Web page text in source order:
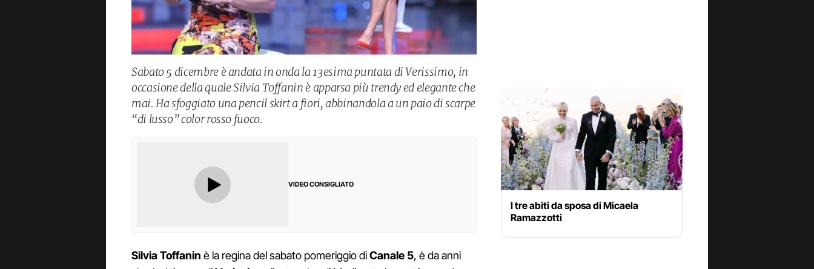
Sabato 5 dicembre è andata in onda la 13esima puntata di Verissimo, in
occasione della quale Silvia Toffanin è apparsa più trendy ed elegante che
mai. Ha sfoggiato una pencil skirt a fiori, abbinandola a un paio di scarpe
“di lusso” color rosso fuoco.
VIDEO CONSIGLIATO
Silvia Toffanin è la regina del sabato pomeriggio diCanale 5, è da anni
I tre abiti da sposa di Micaela
Ramazzotti